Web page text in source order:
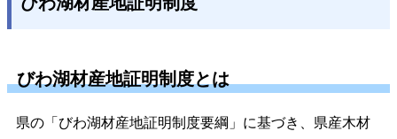
びわ湖材産地証明制度とは
県の「びわ湖材産地証明制度要綱」に基づき、県産木材